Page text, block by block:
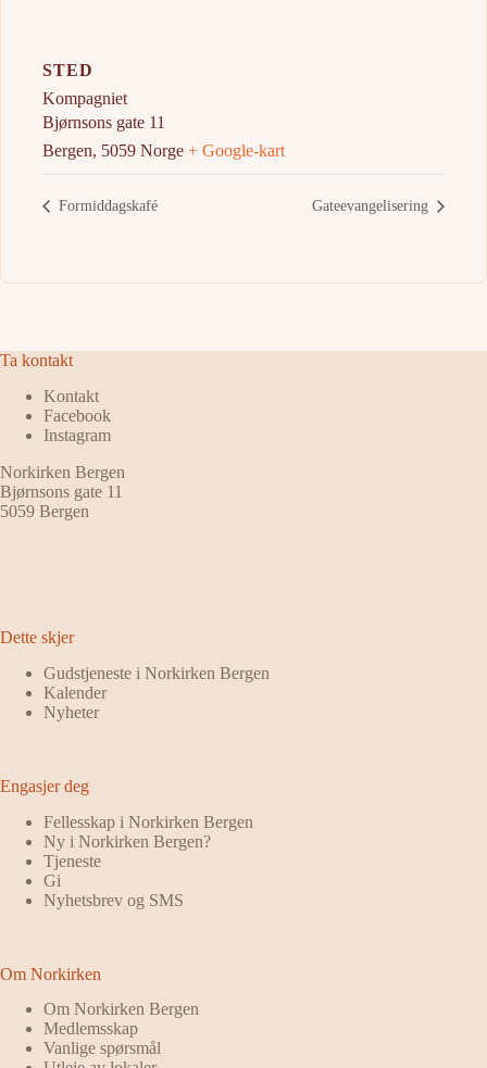
STED
Kompagniet
Bjørnsons gate 11
Bergen, 5059 Norge + Google-kart
Formiddagskafé Gateevangelisering
Ta kontakt
Kontakt
Facebook
Instagram
Norkirken Bergen
Bjørnsons gate 11
5059 Bergen
Dette skjer
Gudstjeneste i Norkirken Bergen
Kalender
Nyheter
Engasjer deg
Fellesskap i Norkirken Bergen
Ny i Norkirken Bergen?
Tjeneste
Gi
Nyhetsbrev og SMS
Om Norkirken
Om Norkirken Bergen
Medlemsskap
Vanlige spørsmål